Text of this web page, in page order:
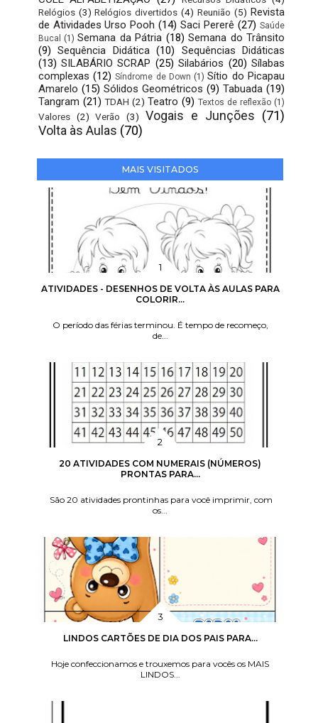
Relógios (3) Relógios divertidos (4) Reunião (5) Revista
de Atividades Urso Pooh (14) Saci Pererê (27) Saúde
Bucal
(1) Semana da Pátria (18) Semana do Trânsito
(9) Sequência Didática (10)
Sequências Didáticas
(13) SILABÁRIO SCRAP (25) Silabários (20) Sílabas
complexas (12) Síndrome de Down (1) Sítio do Picapau
Amarelo (15) Sólidos Geométricos (9) Tabuada (19)
Tangram (21) TDAH (2) Teatro (9) Textos de reflexão (1)
Valores (2) Verão (3) Vogais e Junções (71)
Volta às Aulas (70)
MAIS VISITADOS
ATIVIDADES - DESENHOS DE VOLTA ÀS AULAS PARA
COLORIR...
O período das férias terminou. É tempo de recomeço,
de...
20 ATIVIDADES COM NUMERAIS (NÚMEROS)
PRONTAS PARA...
São 20 atividades prontinhas para você imprimir, com
os...
LINDOS CARTÕES DE DIA DOS PAIS PARA...
Hoje confeccionamos e trouxemos para vocês os MAIS
LINDOS...